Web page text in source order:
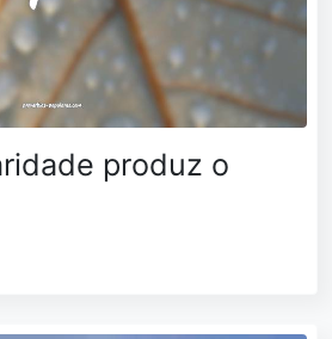
produz o